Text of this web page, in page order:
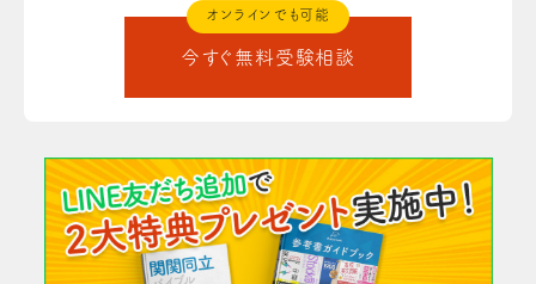
オンラインでも可能
今すぐ無料受験相談